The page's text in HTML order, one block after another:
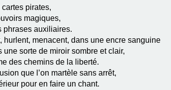
pirates,
magiques,
phrases auxiliaires.
hurlent, menacent, dans une encre sanguine
une sorte de miroir sombre et clair,
des chemins de la liberté.
que l’on martèle sans arrêt,
pour en faire un chant.